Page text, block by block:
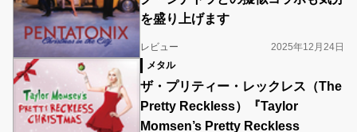
を盛り上げます
レビュー
2025年12月24日
メタル
ザ・プリティー・レックレス（The
Pretty Reckless）『Taylor
Momsen’s Pretty Reckless